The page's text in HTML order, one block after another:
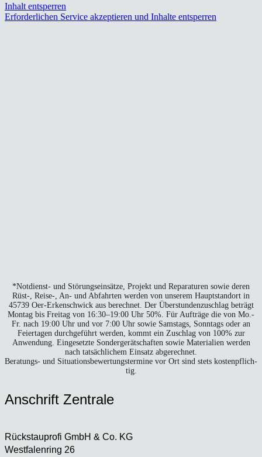
Inhalt entsperren
Erforderlichen Service akzeptieren und Inhalte entsperren
*Not­dienst- und Stö­rungs­ein­sät­ze, Pro­jekt und Repa­ra­tu­ren sowie deren
Rüst‑, Reise‑, An- und Abfahr­ten wer­den von unse­rem Haupt­stand­ort in
45739 Oer-Erken­sch­wick aus berech­net. Der Über­stun­den­zu­schlag beträgt
Mon­tag bis Frei­tag von 16:30–19:00 Uhr 50%. Für Auf­trä­ge die von Mo.-
Fr. nach 19:00 Uhr und vor 7:00 Uhr sowie Sams­tags, Sonn­tags oder an
Fei­er­ta­gen durch­ge­führt wer­den, kommt ein Zuschlag von 100% zur
Anwen­dung. Ein­ge­setz­te Son­der­ge­rät­schaf­ten sowie Mate­ria­li­en wer­den
nach tat­säch­li­chem Ein­satz abge­rech­net.
Bera­tungs- und Situa­ti­ons­be­wer­tungs­ter­mi­ne vor Ort sind stets kos­ten­pflich­
tig.
Anschrift Zen­tra­le
Rück­stau­pro­fi GmbH & Co. KG
West­fa­len­ring 26